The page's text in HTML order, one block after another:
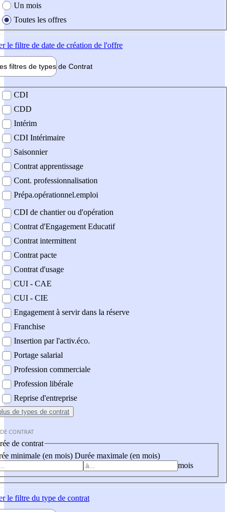
Un mois
Toutes les offres
le filtre de date de création de l'offre
filtres de types de Contrat
contrat
CDI
CDD
Intérim
CDI Intérimaire
Saisonnier
Contrat apprentissage
Cont. professionnalisation
Prépa.opérationnel.emploi
CDI de chantier ou d'opération
Contrat d'Engagement Educatif
Contrat intermittent
Contrat pacte
Contrat d'usage
CUI - CAE
CUI - CIE
Engagement à servir dans la réserve
Franchise
Insertion par l'activ.éco.
Portage salarial
Profession commerciale
Profession libérale
Reprise d'entreprise
de types de contrat
CONTRAT
de contrat
minimale (en mois) Durée maximale (en mois)
mois
le filtre du type de contrat